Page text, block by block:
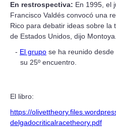
En restrospectiva: En 1995, el
Francisco Valdés convocó una
Rico para debatir ideas sobre
de Estados Unidos, dijo Montoya.
El grupo se ha reunido
su 25º encuentro.
El libro:
https://
delgadocriticalracetheory.pdf